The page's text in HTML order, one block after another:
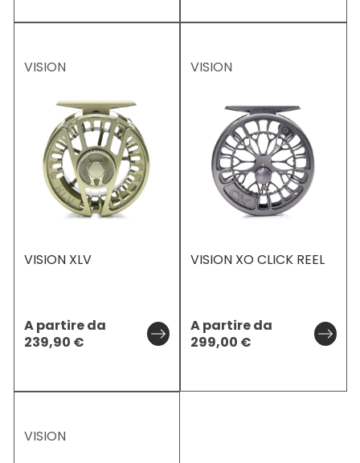
VISION
VISION XLV
A partire da
239,90 €
VISION
VISION XO CLICK REEL
A partire da
299,00 €
VISION